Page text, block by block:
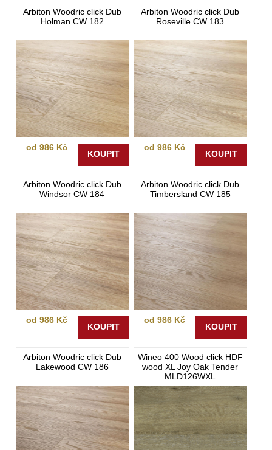
Arbiton Woodric click Dub
Holman CW 182
od 986 Kč
KOUPIT
Arbiton Woodric click Dub
Roseville CW 183
od 986 Kč
KOUPIT
Arbiton Woodric click Dub
Windsor CW 184
od 986 Kč
KOUPIT
Arbiton Woodric click Dub
Timbersland CW 185
od 986 Kč
KOUPIT
Arbiton Woodric click Dub
Lakewood CW 186
Wineo 400 Wood click HDF
wood XL Joy Oak Tender
MLD126WXL